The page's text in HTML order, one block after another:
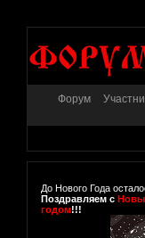
Форум
До Нового Года
Поздравляем с
годом!!!